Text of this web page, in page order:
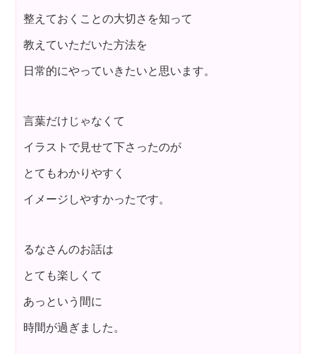
整えておくことの大切さを知って
教えていただいた方法を
日常的にやっていきたいと思います。
言葉だけじゃなくて
イラストで見せて下さったのが
とてもわかりやすく
イメージしやすかったです。
るなさんのお話は
とても楽しくて
あっという間に
時間が過ぎました。